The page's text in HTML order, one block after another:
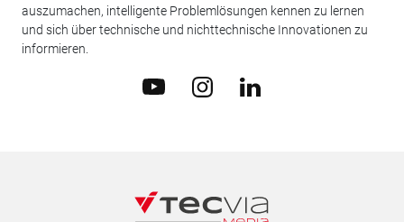
auszumachen, intelligente Problemlösungen kennen zu lernen
und sich über technische und nichttechnische Innovationen zu
informieren.